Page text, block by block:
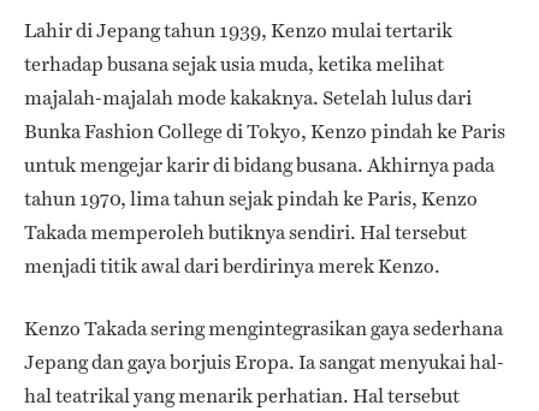
Lahir di Jepang tahun 1939, Kenzo mulai tertarik
terhadap busana sejak usia muda, ketika melihat
majalah-majalah mode kakaknya. Setelah lulus dari
Bunka Fashion College di Tokyo, Kenzo pindah ke Paris
untuk mengejar karir di bidang busana. Akhirnya pada
tahun 1970, lima tahun sejak pindah ke Paris, Kenzo
Takada memperoleh butiknya sendiri. Hal tersebut
menjadi titik awal dari berdirinya merek Kenzo.
Kenzo Takada sering mengintegrasikan gaya sederhana
Jepang dan gaya borjuis Eropa. Ia sangat menyukai hal-
hal teatrikal yang menarik perhatian. Hal tersebut